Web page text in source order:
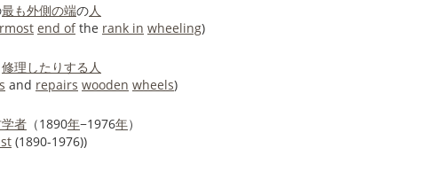
最も外側の端の人
end ofthe rank in wheeling)
修理した りする 人
and repairs wooden wheels)
者 （1890年−1976年）
(1890-1976))